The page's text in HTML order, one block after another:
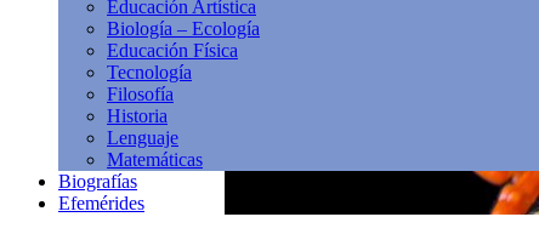
Educación Artística
Biología – Ecología
Educación Física
Tecnología
Filosofía
Historia
Lenguaje
Matemáticas
Biografías
Efemérides